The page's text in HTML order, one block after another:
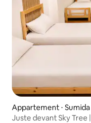
Appartement ⋅ Sumida
Juste devant Sky Tree